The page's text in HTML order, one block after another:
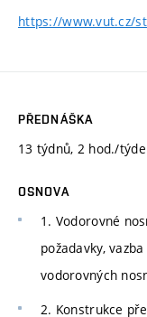
https://www.vut.cz/
PŘEDNÁŠKA
13 týdnů, 2 hod./
OSNOVA
1. Vodorovné
požadavky,
vodorovných
2. Konstrukce